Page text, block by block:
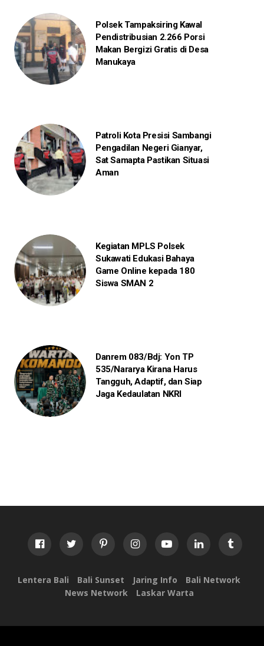
Polsek Tampaksiring Kawal
Pendistribusian 2.266 Porsi
Makan Bergizi Gratis di Desa
Manukaya
Patroli Kota Presisi Sambangi
Pengadilan Negeri Gianyar,
Sat Samapta Pastikan Situasi
Aman
Kegiatan MPLS Polsek
Sukawati Edukasi Bahaya
Game Online kepada 180
Siswa SMAN 2
Danrem 083/Bdj: Yon TP
535/Nararya Kirana Harus
Tangguh, Adaptif, dan Siap
Jaga Kedaulatan NKRI
Lentera Bali Bali Sunset Jaring Info
Bali Network
News Network
Laskar Warta